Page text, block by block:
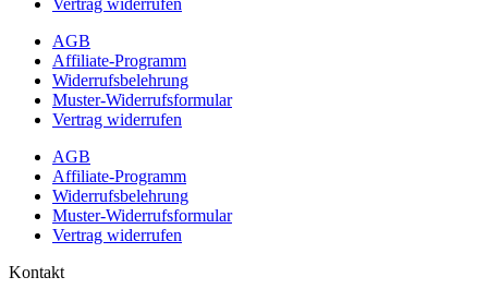
Vertrag widerrufen
AGB
Affiliate-Programm
Widerrufsbelehrung
Muster-Widerrufsformular
Vertrag widerrufen
AGB
Affiliate-Programm
Widerrufsbelehrung
Muster-Widerrufsformular
Vertrag widerrufen
Kontakt